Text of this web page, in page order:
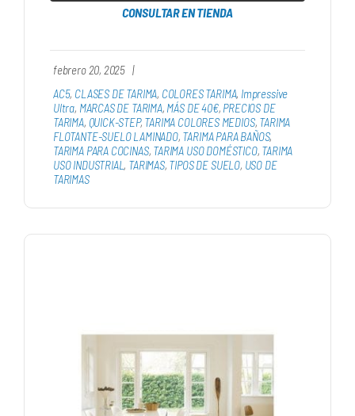
CONSULTAR EN TIENDA
febrero 20, 2025 |
AC5, CLASES DE TARIMA, COLORES TARIMA, Impressive
Ultra, MARCAS DE TARIMA, MÁS DE 40€, PRECIOS DE
TARIMA, QUICK-STEP, TARIMA COLORES MEDIOS, TARIMA
FLOTANTE-SUELO LAMINADO, TARIMA PARA BAÑOS,
TARIMA PARA COCINAS, TARIMA USO DOMÉSTICO, TARIMA
USO INDUSTRIAL , TARIMAS, TIPOS DE SUELO, USO DE
TARIMAS